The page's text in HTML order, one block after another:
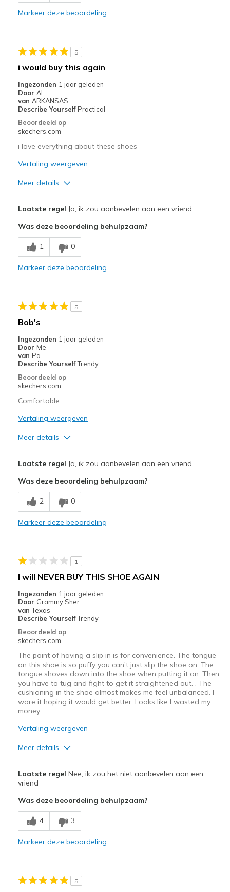
Durable
Need Break In
Beste toepassingen
Casual Wear
Width
Feels true to width
Sizing
View On Shoes
Markeer deze beoordeling
5
i would buy this again
Ingezonden 1 jaar geleden
Door AL
van ARKANSAS
Describe Yourself Practical
Beoordeeld op
skechers.com
i love everything about these shoes
Vertaling weergeven
Meer details
Durable
Minpunten
Need Break In
Casual Wear
Sizing
View On Shoes
Shoes are for Wearing
Laatste regel Ja, ik zou aanbevelen aan een vriend
Was deze beoordeling behulpzaam?
1 0
Markeer deze beoordeling
5
Bob's
Ingezonden 1 jaar geleden
Door Me
van Pa
Describe YourselfTrendy
Beoordeeld op
skechers.com
Comfortable
Vertaling weergeven
Meer details
Comfortable
Stylish
View On Shoes
Shoes are for Wearing
Laatste regel Ja, ik zou aanbevelen aan een vriend
Was deze beoordeling behulpzaam?
2 0
Markeer deze beoordeling
1
I will NEVER BUY THIS SHOE AGAIN
Ingezonden 1 jaar geleden
Door Grammy Sher
van Texas
Describe YourselfTrendy
Beoordeeld op
skechers.com
The point of having a slip in is for convenience. The tongue
on this shoe is so puffy you can't just slip the shoe on. The
tongue shoves down into the shoe when putting it on. Then
you have to tug and fight to get it straightened out. . The
cushioning in the shoe almost makes me feel unbalanced. I
wore it hoping it would get better. Looks like I wasted my
money.
Vertaling weergeven
Meer details
Poor Cushioning
Poor Quality
Width
Laatste regel Nee, ik zou het niet aanbevelen aan een
vriend
Was deze beoordeling behulpzaam?
4 3
Markeer deze beoordeling
5